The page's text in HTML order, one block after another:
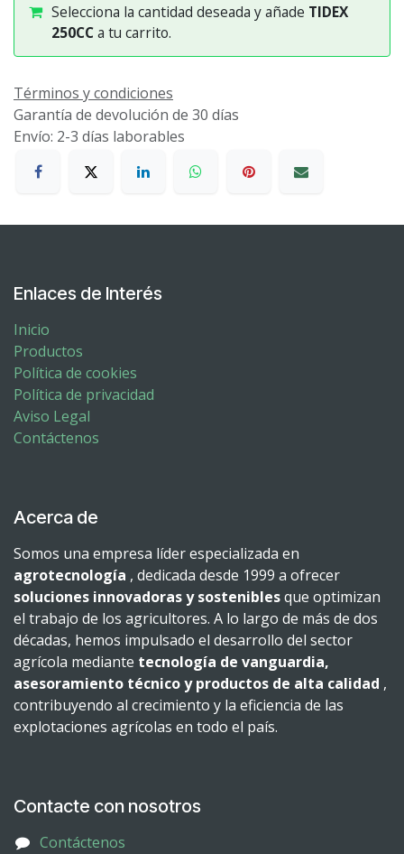
Selecciona la cantidad deseada y añade TIDEX
250CCa tu carrito.
Términos y condiciones
Garantía de devolución de 30 días
Envío: 2-3 días laborables
Enlaces de Interés
Inicio
Productos
Política de cookies
Política de privacidad
Aviso Legal
Contáctenos
Acerca de
Somos una empresa líder especializada en
agrotecnología , dedicada desde 1999 a ofrecer
soluciones innovadoras y sosteniblesque optimizan
el trabajo de los agricultores. A lo largo de más de dos
décadas, hemos impulsado el desarrollo del sector
agrícola mediante tecnología de vanguardia,
asesoramiento técnico y productos de alta calidad ,
contribuyendo al crecimiento y la eficiencia de las
explotaciones agrícolas en todo el país.
Contacte con nosotros
Contáctenos